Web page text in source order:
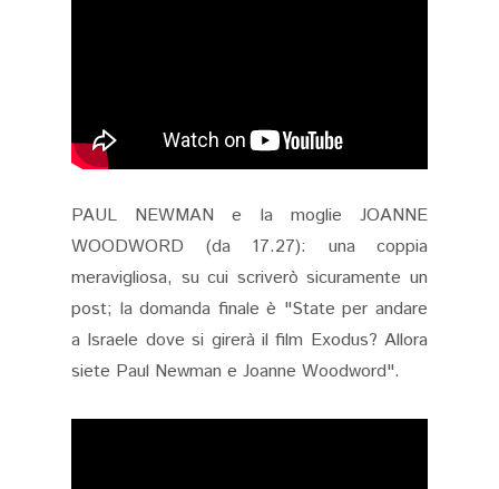
PAUL NEWMAN e la moglie JOANNE
WOODWORD (da 17.27): una coppia
meravigliosa, su cui scriverò sicuramente un
post; la domanda finale è "State per andare
a Israele dove si girerà il film Exodus? Allora
siete Paul Newman e Joanne Woodword".